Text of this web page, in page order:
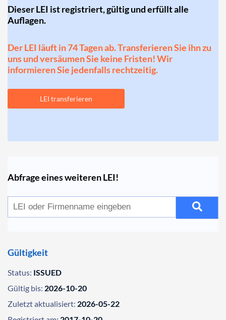
Dieser LEI ist registriert, gültig und erfüllt alle
Auflagen.
Der LEI läuft in 74 Tagen ab. Transferieren Sie ihn zu
uns und versäumen Sie keine Fristen! Wir
informieren Sie jedenfalls rechtzeitig.
LEI transferieren
Abfrage eines weiteren LEI!
Gültigkeit
Status: ISSUED
Gültig bis: 2026-10-20
Zuletzt aktualisiert: 2026-05-22